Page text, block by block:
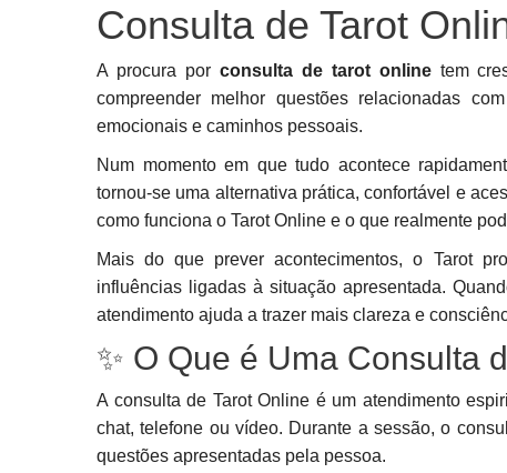
Consulta de Tarot
A procura por consulta de tarot onlinetem
compreender melhor questões relacionadas
emocionais e caminhos pessoais.
Num momento em que tudo acontece
tornou-se uma alternativa prática, confortável e
como funciona o Tarot Online e o que realmente
Mais do que prever acontecimentos, o Tarot
influências ligadas à situação apresentada.
atendimento ajuda a trazer mais clareza e
✨ O Que é Uma Consulta
A consulta de Tarot Online é um atendimento
chat, telefone ou vídeo. Durante a sessão, o
questões apresentadas pela pessoa.